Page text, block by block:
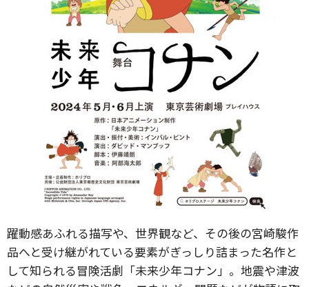
躍動感あふれる描写や、世界観など、その後の宮崎駿作
品へと受け継がれている要素がぎっしり詰まった名作と
して知られる冒険活劇「未来少年コナン」。地震や津波